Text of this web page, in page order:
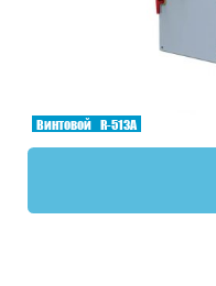
Винтовой R-513A